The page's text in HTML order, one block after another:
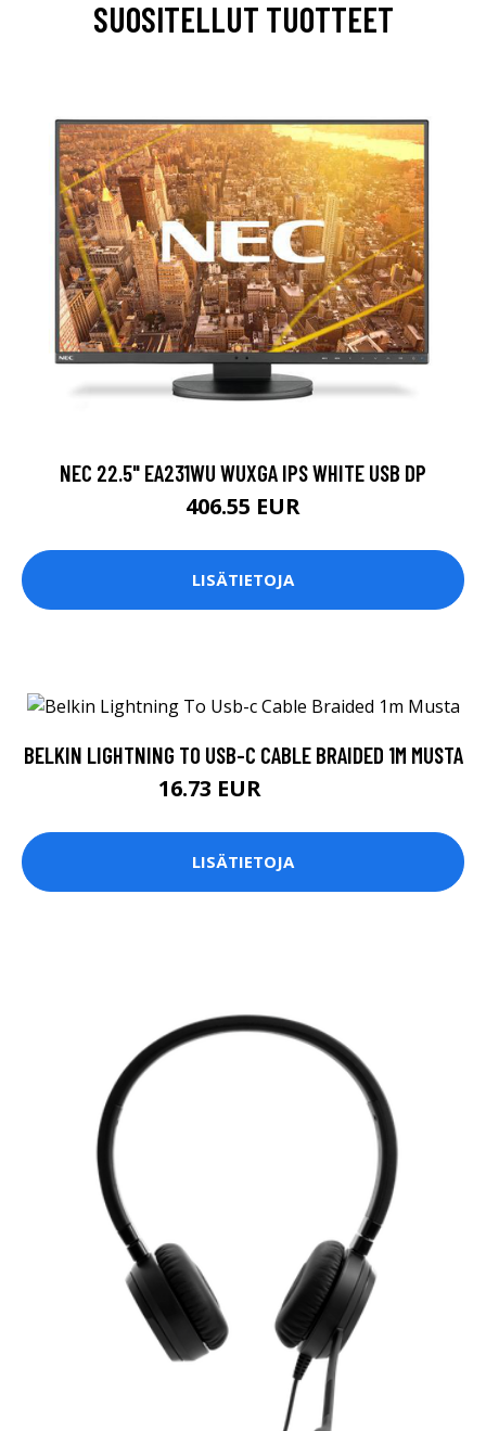
SUOSITELLUT TUOTTEET
NEC 22.5" EA231WU WUXGA IPS WHITE USB DP
406.55 EUR
LISÄTIETOJA
BELKIN LIGHTNING TO USB-C CABLE BRAIDED 1M MUSTA
16.73 EUR
LISÄTIETOJA